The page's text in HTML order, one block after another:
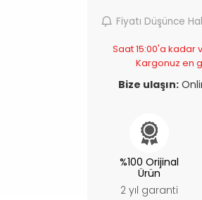
Fiyatı Düşünce
Saat 15:00'a kadar
Kargonuz en
Bize ulaşın:
%100 Orijinal
Ürün
2 yıl garanti